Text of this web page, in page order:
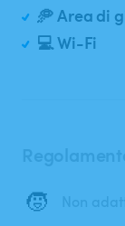
🥏 Area di
💻 Wi-Fi
🧒